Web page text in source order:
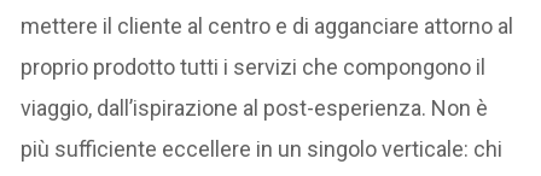
mettere il cliente al centro e di agganciare attorno al
proprio prodotto tutti i servizi che compongono il
viaggio, dall’ispirazione al post-esperienza. Non è
più sufficiente eccellere in un singolo verticale: chi